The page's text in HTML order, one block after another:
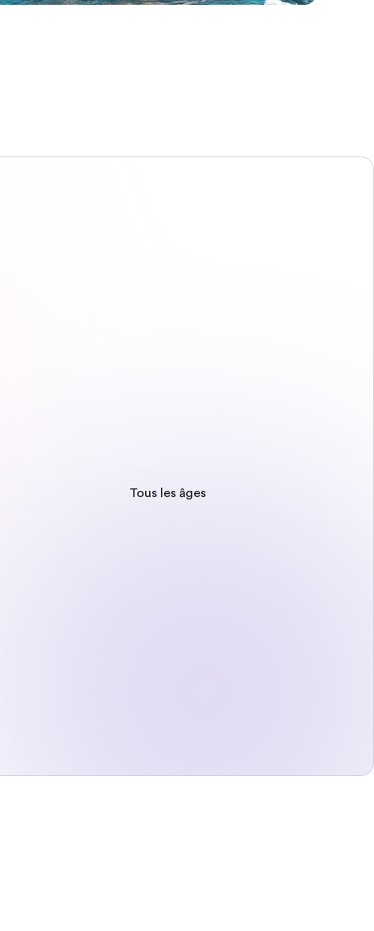
Tous les âges